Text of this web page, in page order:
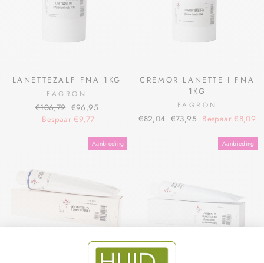
LANETTEZALF FNA 1KG
FAGRON
€106,72 €96,95
Bespaar €9,77
CREMOR LANETTE I FNA
1KG
FAGRON
€82,04 €73,95 Bespaar €8,09
Aanbieding Aanbieding